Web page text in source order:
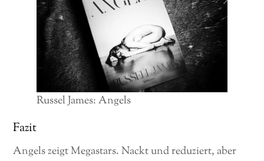
Russel James: Angels
Fazit
Angels zeigt Megastars. Nackt und reduziert, aber